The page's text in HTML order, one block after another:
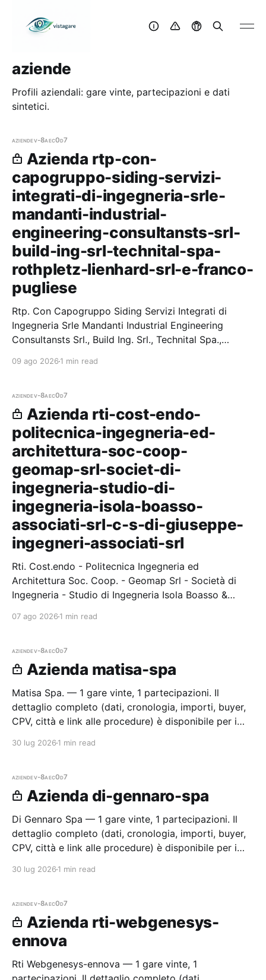
aziende
Profili aziendali: gare vinte, partecipazioni e dati
sintetici.
aziendev-8aec0d7
Azienda rtp-con-
capogruppo-siding-servizi-
integrati-di-ingegneria-srle-
mandanti-industrial-
engineering-consultansts-srl-
build-ing-srl-technital-spa-
rothpletz-lienhard-srl-e-franco-
pugliese
Rtp. Con Capogruppo Siding Servizi Integrati di
Ingegneria Srle Mandanti Industrial Engineering
Consultansts Srl., Build Ing. Srl., Technital Spa.,
vinte, 1 partecipazio
09 ago 2026 1 min read
aziendev-8aec0d7
Azienda rti-cost-endo-
politecnica-ingegneria-ed-
architettura-soc-coop-
geomap-srl-societ-di-
ingegneria-studio-di-
ingegneria-isola-boasso-
associati-srl-c-s-di-giuseppe-
ingegneri-associati-srl
Rti. Cost.endo - Politecnica Ingegneria ed
Architettura Soc. Coop. - Geomap Srl - Società di
Ingegneria - Studio di Ingegneria Isola Boasso &
Srl. — 1 gare vinte, 1
07 ago 2026 1 min read
aziendev-8aec0d7
Azienda matisa-spa
Matisa Spa. — 1 gare vinte, 1 partecipazioni. Il
dettaglio completo (dati, cronologia, importi, buyer,
CPV, città e link alle procedure) è disponibile per i
30 lug 2026 1 min read
aziendev-8aec0d7
Azienda di-gennaro-spa
Di Gennaro Spa — 1 gare vinte, 1 partecipazioni. Il
dettaglio completo (dati, cronologia, importi, buyer,
CPV, città e link alle procedure) è disponibile per i
30 lug 2026 1 min read
aziendev-8aec0d7
Azienda rti-webgenesys-
ennova
Rti Webgenesys-ennova — 1 gare vinte, 1